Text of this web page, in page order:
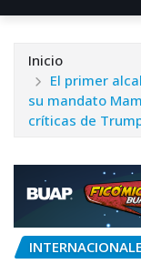
Inicio
El primer
su mandato
críticas de